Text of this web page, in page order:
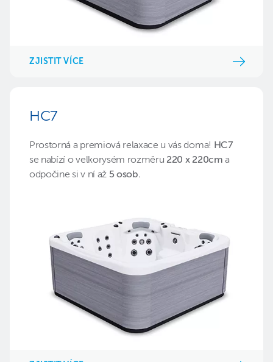
ZJISTIT VÍCE
HC7
Prostorná a premiová relaxace u vás doma! HC7
se nabízí o velkorysém rozměru 220 x 220cma
odpočine si v ní až5 osob.